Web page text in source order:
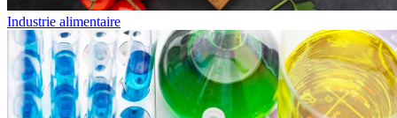
Industrie alimentaire